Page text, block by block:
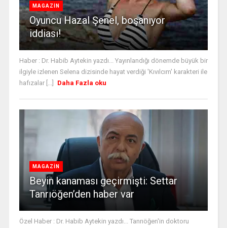
MAGAZİN
Oyuncu Hazal Şenel, boşanıyor
iddiası!
Haber : Dr. Habib Aytekin yazdı... Yayınlandığı dönemde büyük bir
ilgiyle izlenen Selena dizisinde hayat verdiği 'Kıvılcım' karakteri ile
hafızalar [...]
Daha Fazla oku
MAGAZİN
Beyin kanaması geçirmişti: Settar
Tanrıöğen’den haber var
Özel Haber : Dr. Habib Aytekin yazdı... Tanrıöğen'in doktoru